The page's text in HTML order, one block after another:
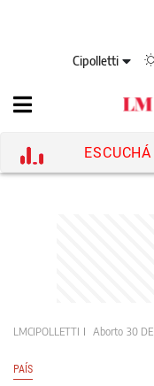
Cipolletti
ESCUCHÁ
LMCIPOLLETTI Aborto 30
PAÍS